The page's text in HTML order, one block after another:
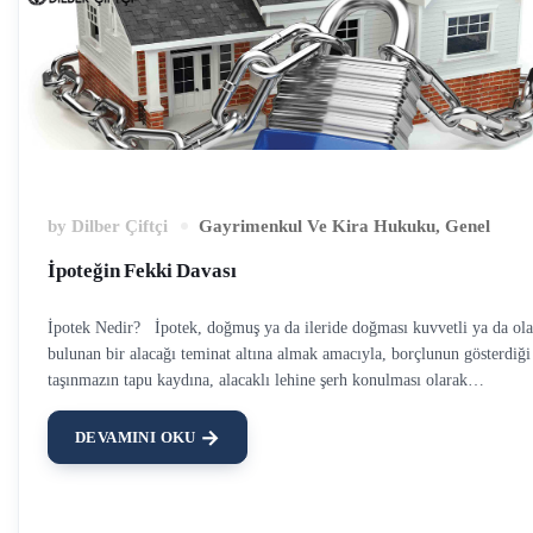
by Dilber Çiftçi Gayrimenkul Ve Kira Hukuku, Genel
İpoteğin Fekki Davası
İpotek Nedir? İpotek, doğmuş ya da ileride doğması kuvvetli ya da
bulunan bir alacağı teminat altına almak amacıyla, borçlunun gösterdiği
taşınmazın tapu kaydına, alacaklı lehine şerh konulması olarak
üçüncü kişiye ait olan taşınmaza da ipotek konulabilir. Bu konu ile ilgili
Üçüncü Kişi Lehine İpotek Nedir? başlıklı yazımızı da okuyabilirsiniz.
DEVAMINI OKU